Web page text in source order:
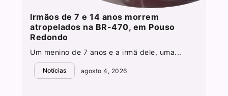
Irmãos de 7 e 14 anos morrem
atropelados na BR-470, em Pouso
Redondo
Um menino de 7 anos e a irmã dele, uma...
Notícias agosto 4, 2026